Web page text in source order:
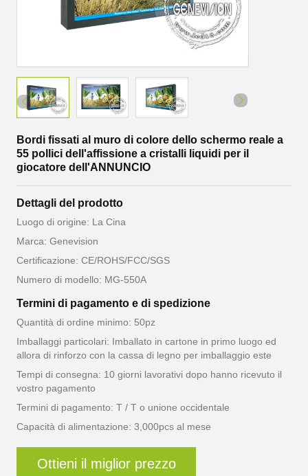
Bordi fissati al muro di colore dello schermo reale a
55 pollici dell'affissione a cristalli liquidi per il
giocatore dell'ANNUNCIO
Dettagli del prodotto
Luogo di origine: La Cina
Marca: Genevision
Certificazione: CE/ROHS/FCC/SGS
Numero di modello: MG-550A
Termini di pagamento e di spedizione
Quantità di ordine minimo: 50pz
Imballaggi particolari: Imballato in cartone in primo luogo ed
allora di rinforzo con la cassa di legno per imballaggio este
Tempi di consegna: 10 giorni lavorativi dopo hanno ricevuto il
vostro pagamento
Termini di pagamento: T / T o unione occidentale
Capacità di alimentazione: 3,000pcs al mese
Ottieni il miglior prezzo